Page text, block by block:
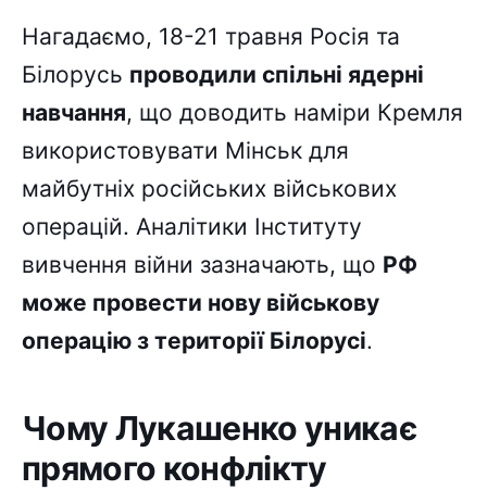
Нагадаємо, 18-21 травня Росія та
Білорусь проводили спільні ядерні
навчання, що доводить наміри Кремля
використовувати Мінськ для
майбутніх російських військових
операцій. Аналітики Інституту
вивчення війни зазначають, що РФ
може провести нову військову
операцію з території Білорусі.
Чому Лукашенко уникає
прямого конфлікту